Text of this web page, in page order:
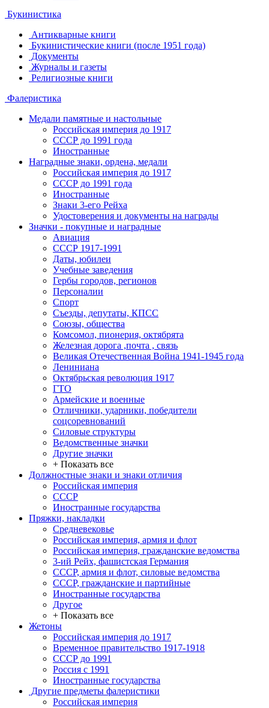
Букинистика
Антикварные книги
Букинистические книги (после 1951 года)
Документы
Журналы и газеты
Религиозные книги
Фалеристика
Медали памятные и настольные
Российская империя до 1917
СССР до 1991 года
Иностранные
Наградные знаки, ордена, медали
Российская империя до 1917
СССР до 1991 года
Иностранные
Знаки 3-его Рейха
Удостоверения и документы на награды
Значки - покупные и наградные
Авиация
СССР 1917-1991
Даты, юбилеи
Учебные заведения
Гербы городов, регионов
Персоналии
Спорт
Съезды, депутаты, КПСС
Союзы, общества
Комсомол, пионерия, октябрята
Железная дорога ,почта , связь
Великая Отечественная Война 1941-1945 года
Лениниана
Октябрьская революция 1917
ГТО
Армейские и военные
Отличники, ударники, победители
соцсоревнований
Силовые структуры
Ведомственные значки
Другие значки
+ Показать все
Должностные знаки и знаки отличия
Российская империя
СССР
Иностранные государства
Пряжки, накладки
Средневековье
Российская империя, армия и флот
Российская империя, гражданские ведомства
3-ий Рейх, фашистская Германия
СССР, армия и флот, силовые ведомства
СССР, гражданские и партийные
Иностранные государства
Другое
+ Показать все
Жетоны
Российская империя до 1917
Временное правительство 1917-1918
СССР до 1991
Россия с 1991
Иностранные государства
Другие предметы фалеристики
Российская империя